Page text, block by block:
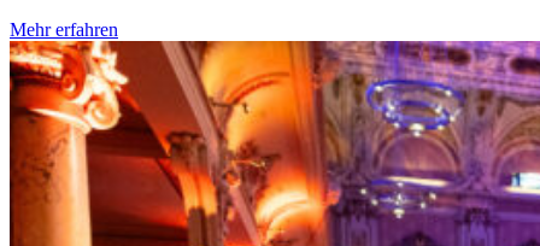
Mehr erfahren